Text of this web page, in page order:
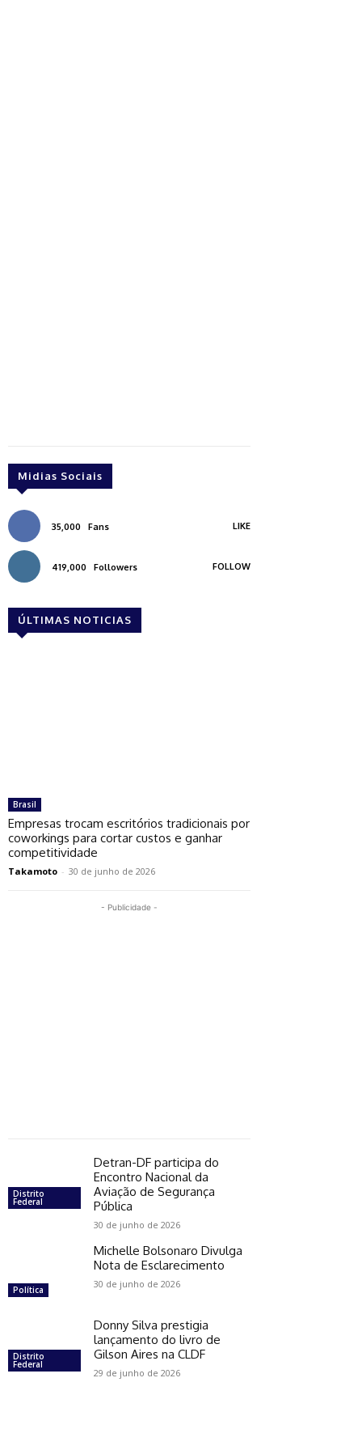
Midias Sociais
35,000 Fans LIKE
419,000 Followers FOLLOW
ÚLTIMAS NOTICIAS
Brasil
Empresas trocam escritórios tradicionais por
coworkings para cortar custos e ganhar
competitividade
Takamoto - 30 de junho de 2026
- Publicidade -
Distrito
Federal
Detran-DF participa do
Encontro Nacional da
Aviação de Segurança
Pública
30 de junho de 2026
Política
Michelle Bolsonaro Divulga
Nota de Esclarecimento
30 de junho de 2026
Distrito
Federal
Donny Silva prestigia
lançamento do livro de
Gilson Aires na CLDF
29 de junho de 2026